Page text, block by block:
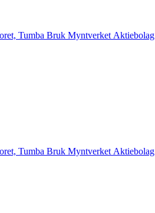
Tumba Bruk Myntverket Aktiebolag
Tumba Bruk Myntverket Aktiebolag